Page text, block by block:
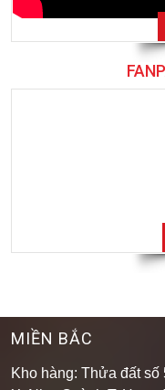
MIỀN BẮC
Kho hàng: Thửa đất